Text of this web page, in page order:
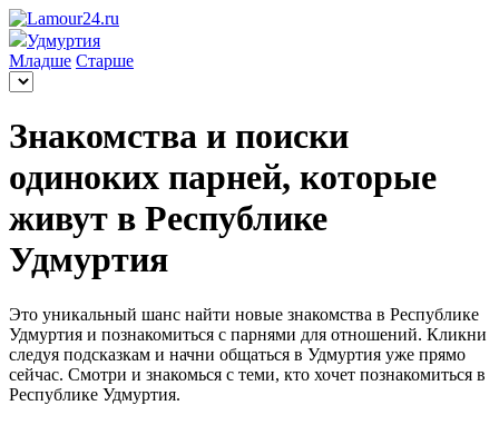
Удмуртия
Младше Старше
Знакомства и поиски
одиноких парней, которые
живут в Республике
Удмуртия
Это уникальный шанс найти новые знакомства в Республике
Удмуртия и познакомиться с парнями для отношений. Кликни
следуя подсказкам и начни общаться в Удмуртия уже прямо
сейчас. Смотри и знакомься с теми, кто хочет познакомиться в
Республике Удмуртия.